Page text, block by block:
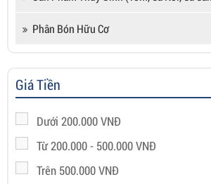
Phân Bón Hữu Cơ
Giá Tiền
Dưới 200.000 VNĐ
Từ 200.000 - 500.000 VNĐ
Trên 500.000 VNĐ